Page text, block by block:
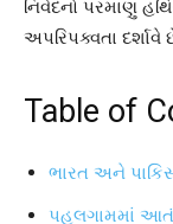
નિવેદનો પરમાણુ
અપરિપક્વતા
Table of
ભારત અને
પહલગામમાં